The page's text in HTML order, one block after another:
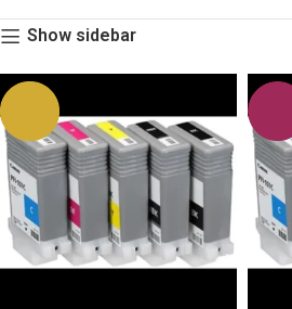
Show sidebar